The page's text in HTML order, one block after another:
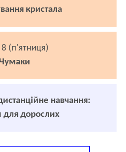
кристала
(п'ятниця)
навчання:
для дорослих